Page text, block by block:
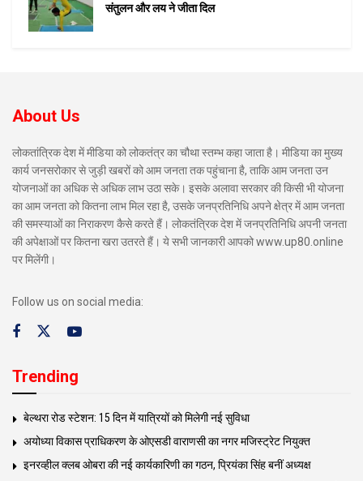
संतुलन और लय ने जीता दिल
About Us
लोकतांत्रिक देश में मीडिया को लोकतंत्र का चौथा स्तम्भ कहा जाता है। मीडिया का मुख्य
कार्य जनसरोकार से जुड़ी खबरों को आम जनता तक पहुंचाना है, ताकि आम जनता उन
योजनाओं का अधिक से अधिक लाभ उठा सके। इसके अलावा सरकार की किसी भी योजना
का आम जनता को कितना लाभ मिल रहा है, उसके जनप्रतिनिधि अपने क्षेत्र में आम जनता
की समस्याओं का निराकरण कैसे करते हैं। लोकतंत्रिक देश में जनप्रतिनिधि अपनी जनता
की अपेक्षाओं पर कितना खरा उतरते हैं। ये सभी जानकारी आपको www.up80.online
पर मिलेंगी।
Follow us on social media:
Trending
बेल्थरा रोड स्टेशन: 15 दिन में यात्रियों को मिलेगी नई सुविधा
अयोध्या विकास प्राधिकरण के ओएसडी वाराणसी का नगर मजिस्ट्रेट नियुक्त
इनरव्हील क्लब ओबरा की नई कार्यकारिणी का गठन, प्रियंका सिंह बनीं अध्यक्ष